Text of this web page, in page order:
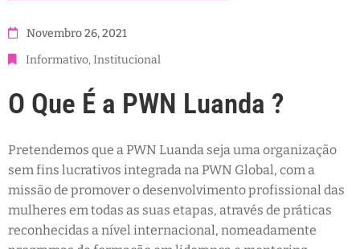
Novembro 26, 2021
Informativo‚Institucional
O Que É a PWN Luanda ?
Pretendemos que a PWN Luanda seja uma organização
sem fins lucrativos integrada na PWN Global, com a
missão de promover o desenvolvimento profissional das
mulheres em todas as suas etapas, através de práticas
reconhecidas a nível internacional, nomeadamente